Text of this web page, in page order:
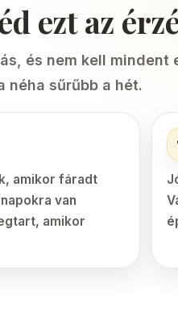
ezt az
és nem kell mindent
néha sűrűbb a hét.
amikor fáradt
van
amikor